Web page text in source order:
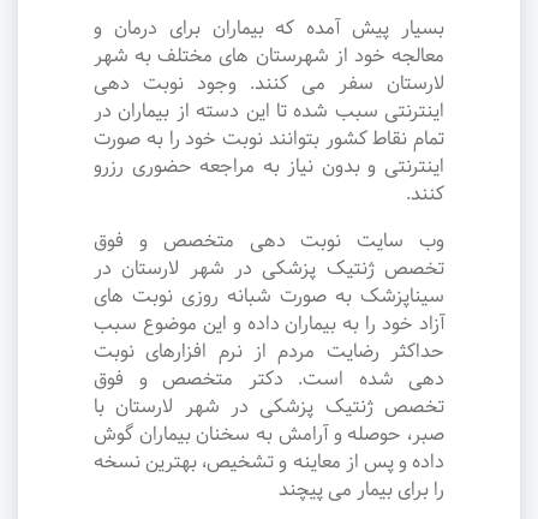
بسیار پیش آمده که بیماران برای درمان و
معالجه خود از شهرستان های مختلف به شهر
لارستان سفر می کنند. وجود نوبت دهی
اینترنتی سبب شده تا این دسته از بیماران در
تمام نقاط کشور بتوانند نوبت خود را به صورت
اینترنتی و بدون نیاز به مراجعه حضوری رزرو
کنند.
وب سایت نوبت دهی متخصص و فوق
تخصص ژنتیک پزشکی در شهر لارستان در
سیناپزشک به صورت شبانه روزی نوبت های
آزاد خود را به بیماران داده و این موضوع سبب
حداکثر رضایت مردم از نرم افزارهای نوبت
دهی شده است. دکتر متخصص و فوق
تخصص ژنتیک پزشکی در شهر لارستان با
صبر، حوصله و آرامش به سخنان بیماران گوش
داده و پس از معاینه و تشخیص، بهترین نسخه
را برای بیمار می پیچند